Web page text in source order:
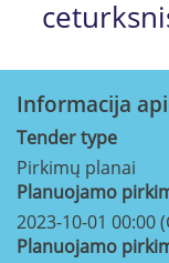
Informacija
Tender type
Pirkimų planai
Planuojamo
2023-10-01 00:00
Planuojamo